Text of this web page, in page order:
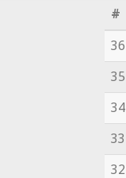
#
36
35
34
33
32